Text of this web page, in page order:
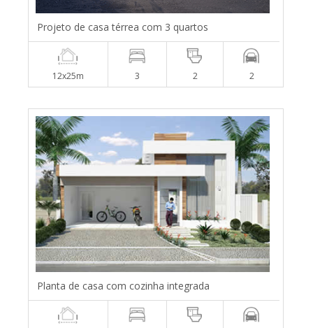
Projeto de casa térrea com 3 quartos
12x25m 3 2 2
Planta de casa com cozinha integrada